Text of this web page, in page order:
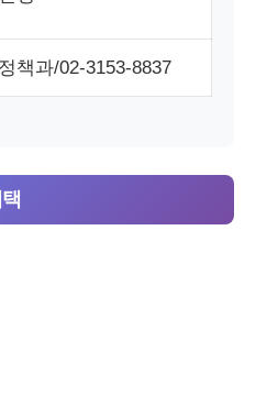
책과/02-3153-8837